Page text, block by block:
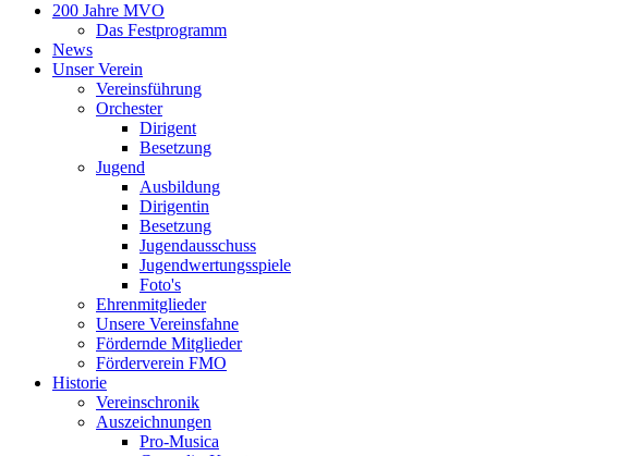
200 Jahre MVO
Das Festprogramm
News
Unser Verein
Vereinsführung
Orchester
Dirigent
Besetzung
Jugend
Ausbildung
Dirigentin
Besetzung
Jugendausschuss
Jugendwertungsspiele
Foto's
Ehrenmitglieder
Unsere Vereinsfahne
Fördernde Mitglieder
Förderverein FMO
Historie
Vereinschronik
Auszeichnungen
Pro-Musica